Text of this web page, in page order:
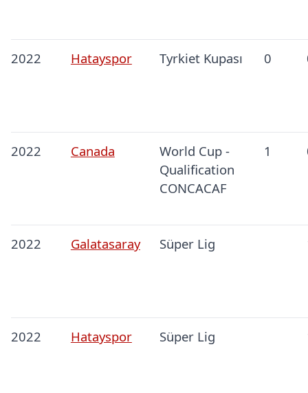
2022 Hatayspor Tyrkiet Kupası 0
2022 Canada
World Cup -
Qualification
CONCACAF
1
2022 Galatasaray Süper Lig
2022 Hatayspor Süper Lig